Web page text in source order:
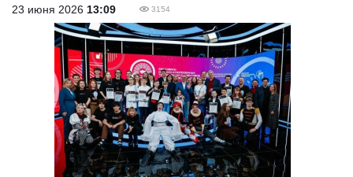
23 июня 2026 13:09 3154